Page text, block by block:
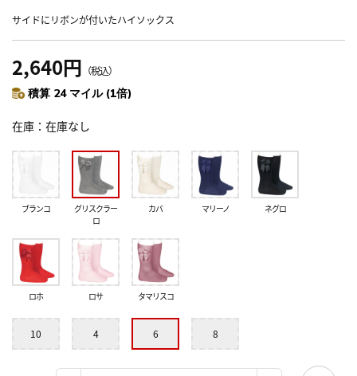
サイドにリボンが付いたハイソックス
2,640円 （税込）
積算 24 マイル (1倍)
在庫 在庫なし
ブランコ
グリスクラー
ロ
カバ マリーノ ネグロ
ロホ ロサ タマリスコ
10 4 6 8